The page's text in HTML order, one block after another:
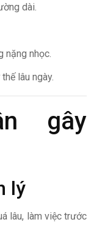
dài.
nặng nhọc.
lâu ngày.
gây
lý
lâu, làm việc trước